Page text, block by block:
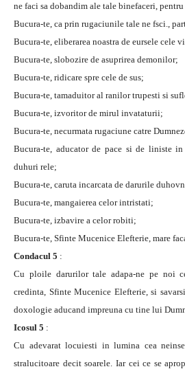
ne faci sa dobandim ale tale binefaceri,
Bucura-te, ca prin rugaciunile tale ne fsci.,
Bucura-te, eliberarea noastra de eursele cele
Bucura-te, slobozire de asuprirea demonilor;
Bucura-te, ridicare spre cele de sus;
Bucura-te, tamaduitor al ranilor trupesti si
Bucura-te, izvoritor de mirul invataturii;
Bucura-te, necurmata rugaciune catre
Bucura-te, aducator de pace si de liniste
duhuri rele;
Bucura-te, caruta incarcata de darurile
Bucura-te, mangaierea celor intristati;
Bucura-te, izbavire a celor robiti;
Bucura-te, Sfinte Mucenice Elefterie, mare
Condacul 5 :
Cu ploile darurilor tale adapa-ne pe noi
credinta, Sfinte Mucenice Elefterie, si
doxologie aducand impreuna cu tine lui
Icosul 5 :
Cu adevarat locuiesti in lumina cea
stralucitoare decit soarele. Iar cei ce se